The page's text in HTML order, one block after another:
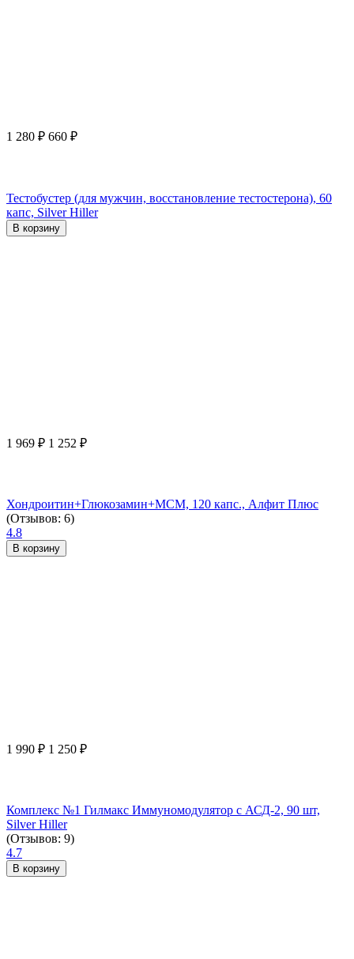
1 280 ₽ 660 ₽
Тестобустер (для мужчин, восстановление тестостерона), 60
капс, Silver Hiller
В корзину
1 969 ₽ 1 252 ₽
Хондроитин+Глюкозамин+МСМ, 120 капс., Алфит Плюс
(Отзывов: 6)
4.8
В корзину
1 990 ₽ 1 250 ₽
Комплекс №1 Гилмакс Иммуномодулятор с АСД-2, 90 шт,
Silver Hiller
(Отзывов: 9)
4.7
В корзину